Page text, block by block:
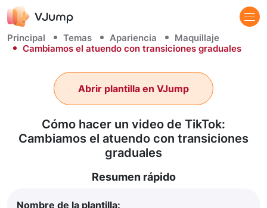
Principal Temas Apariencia
Maquillaje
Cambiamos el atuendo con transiciones graduales
Cómo hacer un video de TikTok:
Cambiamos el atuendo con transiciones
graduales
Abrir plantilla en VJump
Resumen rápido
Nombre de la plantilla: